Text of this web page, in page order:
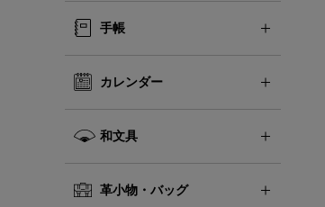
手帳
カレンダー
和文具
革小物・バッグ